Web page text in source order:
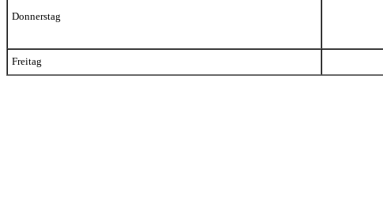
Donnerstag
Freitag